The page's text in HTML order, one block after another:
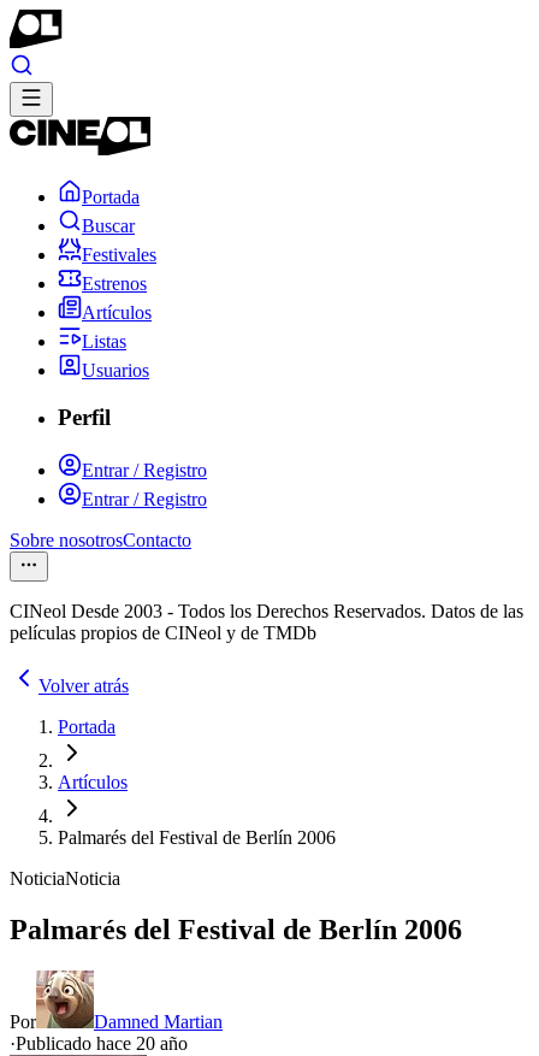
Portada
Buscar
Festivales
Estrenos
Artículos
Listas
Usuarios
Perfil
Entrar / Registro
Entrar / Registro
Sobre nosotrosContacto
CINeol Desde 2003 - Todos los Derechos Reservados. Datos de las
películas propios de CINeol y de TMDb
Volver atrás
Portada
Artículos
Palmarés del Festival de Berlín 2006
NoticiaNoticia
Palmarés del Festival de Berlín 2006
Por
Damned Martian
·Publicado hace 20 año